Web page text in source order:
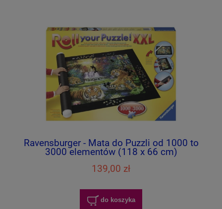
Ravensburger - Mata do Puzzli od 1000 to
3000 elementów (118 x 66 cm)
139,00 zł
do koszyka